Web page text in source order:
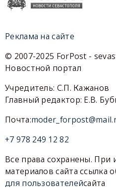
Реклама на сайте
© 2007-2025 ForPost -
Новостной портал
Учредитель: С.П. Кажанов
Главный редактор: Е.В.
Почта:
+7 978 249 12 82
Все права сохранены. При
материалов сайта ссылка
для пользователейсайта